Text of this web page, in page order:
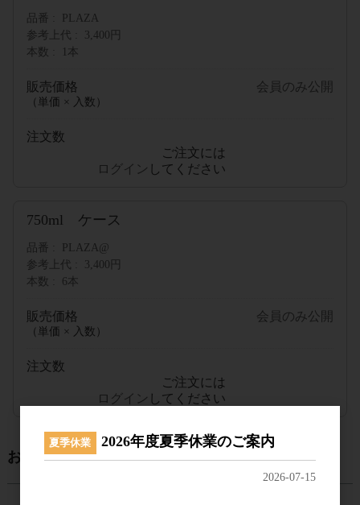
品番
PLAZA
参考上代
3,400円
本数
1本
販売価格
（単価 × 入数）
会員のみ公開
注文数
ご注文には
ログイン
してください
750ml ケース
品番
PLAZA@
参考上代
3,400円
本数
6本
販売価格
（単価 × 入数）
会員のみ公開
注文数
ご注文には
ログイン してください
おすすめ商品
夏季休業 2026年度夏季休業のご案内
2026-07-15